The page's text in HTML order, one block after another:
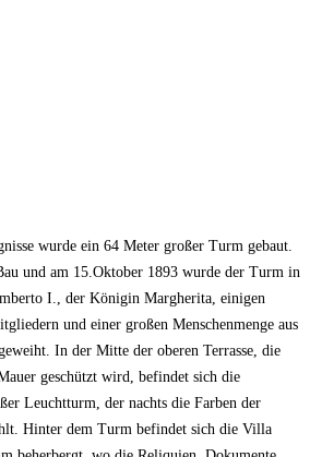
wurde ein 64 Meter großer Turm gebaut.
und am 15.Oktober 1893 wurde der Turm in
I., der Königin Margherita, einigen
und einer großen Menschenmenge aus
In der Mitte der oberen Terrasse, die
geschützt wird, befindet sich die
Leuchtturm, der nachts die Farben der
Hinter dem Turm befindet sich die Villa